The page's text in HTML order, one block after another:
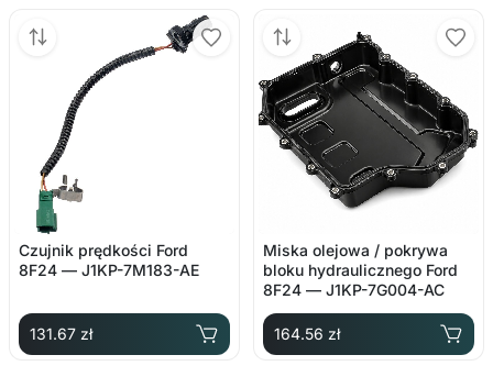
Czujnik prędkości Ford
8F24 — J1KP-7M183-AE
131.67 zł
Miska olejowa / pokrywa
bloku hydraulicznego Ford
8F24 — J1KP-7G004-AC
164.56 zł